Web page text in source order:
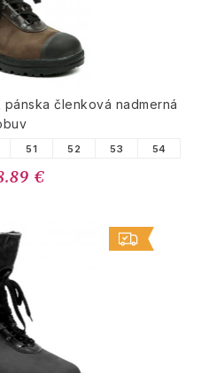
členková nadmerná
51 52 53 54
€